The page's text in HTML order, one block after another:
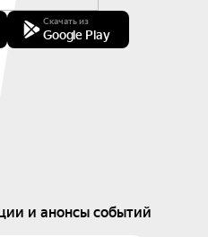
Скачать из
Google Play
и анонсы событий